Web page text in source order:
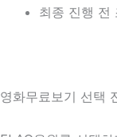
최종 진행 전
영화무료보기 선택